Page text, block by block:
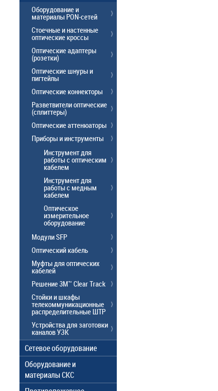
Оборудование и
материалы PON-сетей
Стоечные и настенные
оптические кроссы
Оптические адаптеры
(розетки)
Оптические шнуры и
пигтейлы
Оптические коннекторы
Разветвители оптические
(сплиттеры)
Оптические аттенюаторы
Приборы и инструменты
Инструмент для
работы с оптическим
кабелем
Инструмент для
работы с медным
кабелем
Оптическое
измерительное
оборудование
Модули SFP
Оптический кабель
Муфты для оптических
кабелей
Решение 3M™ Clear Track
Стойки и шкафы
телекоммуникационные
распределительные ШТР
Устройства для заготовки
каналов УЗК
Сетевое оборудование
Оборудование и
материалы СКС